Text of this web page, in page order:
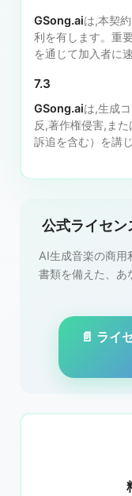
GSong.aiは,本契
利を有します。重
を通じて加入者に
7.3
GSong.aiは,生成
反,著作権侵害,ま
訴追を含む）を講
公式ライセン
AI生成音楽の商用
書類を備えた、あ
📄 ライ